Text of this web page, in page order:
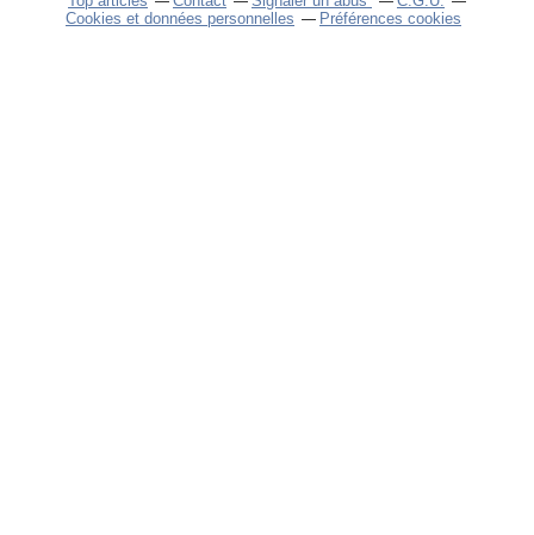
Cookies et données personnelles
Préférences cookies